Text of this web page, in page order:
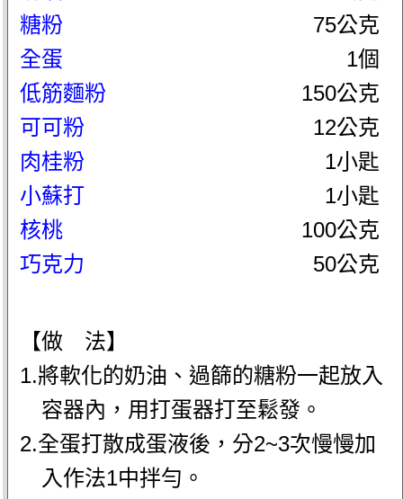
糖粉
75公克
全蛋
1個
低筋麵粉
150公克
可可粉
12公克
肉桂粉
1小匙
小蘇打
1小匙
核桃
100公克
巧克力
50公克
【做 法】
1.將軟化的奶油、過篩的糖粉一起放入
容器內，用打蛋器打至鬆發。
2.全蛋打散成蛋液後，分2~3次慢慢加
入作法1中拌勻。